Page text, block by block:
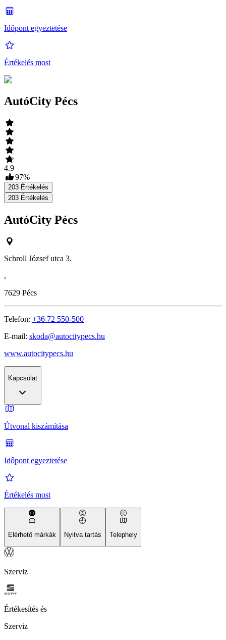
Időpont egyeztetése
Értékelés most
AutóCity Pécs
4.9
97%
203 Értékelés
203 Értékelés
AutóCity Pécs
Schroll József utca 3.
,
7629 Pécs
Telefon: +36 72 550-500
E-mail: skoda@autocitypecs.hu
www.autocitypecs.hu
Kapcsolat
Útvonal kiszámítása
Időpont egyeztetése
Értékelés most
Elérhető márkák Nyitva tartás Telephely
Szerviz
Értékesítés és
Szerviz